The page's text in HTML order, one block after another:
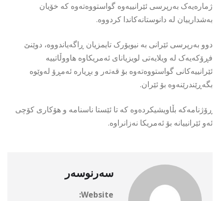
ژمارەیەک بەرپرسی ئێرانییەوە گواستووەتەوە کە خۆیان
بەشدارییان لە دانوستانەکاندا کردووە.
دوو بەرپرسی ئێرانی بە نیویۆرک تایمزیان ڕاگەیاندووە، دوێنێ
فڕۆکەیەک لە ویلایەتی لویزیانای ئەمریکاوە هاووڵاتییە
ئێرانییەکانی گواستووەتەوە بۆ قەتەر و بڕیارە ئەمڕۆ لەوێوە
بگەڕێندرێنەوە بۆ ئێران.
ڕۆژنامەکە بڵاویشیکردەوە کە تا ئێستا ناسنامە و هۆکاری کۆچی
ئەو ئێرانییانە بۆ ئەمریکا نەزانراوە.
سەرنوسەر
Website: